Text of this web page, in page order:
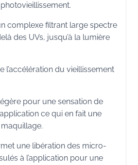
complexe filtrant large spectre
des UVs, jusqu’à la lumière
l’accélération du vieillissement
pour une sensation de
ce qui en fait une
une libération des micro-
à l’application pour une